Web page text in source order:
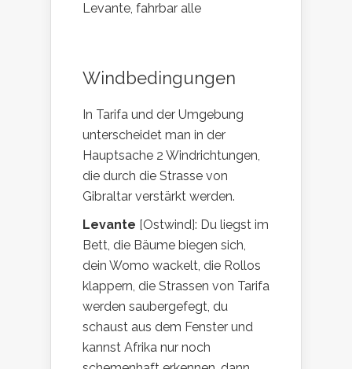
Levante, fahrbar alle
Windbedingungen
In Tarifa und der Umgebung
unterscheidet man in der
Hauptsache 2 Windrichtungen,
die durch die Strasse von
Gibraltar verstärkt werden.
Levante [Ostwind]: Du liegst im
Bett, die Bäume biegen sich,
dein Womo wackelt, die Rollos
klappern, die Strassen von Tarifa
werden saubergefegt, du
schaust aus dem Fenster und
kannst Afrika nur noch